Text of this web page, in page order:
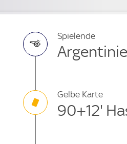
Spielende
Gelbe Karte
90+12'